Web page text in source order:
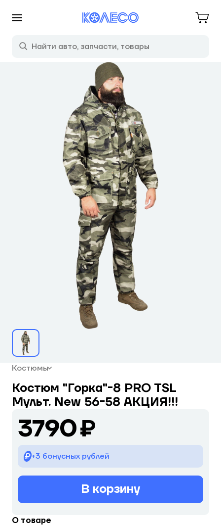
Костюмы
Костюм "Горка"-8 PRO TSL
Мульт. New 56-58 АКЦИЯ!!!
3790 ₽
+3 бонусных рублей
В корзину
О товаре